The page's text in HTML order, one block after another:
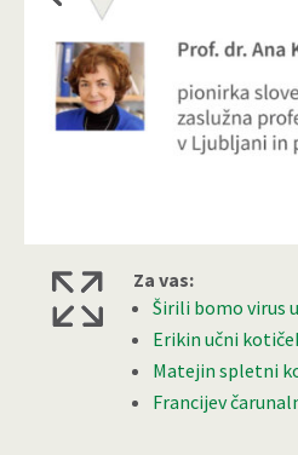
Za vas:
Širili bomo virus
Erikin učni
Matejin spletni
Francijev